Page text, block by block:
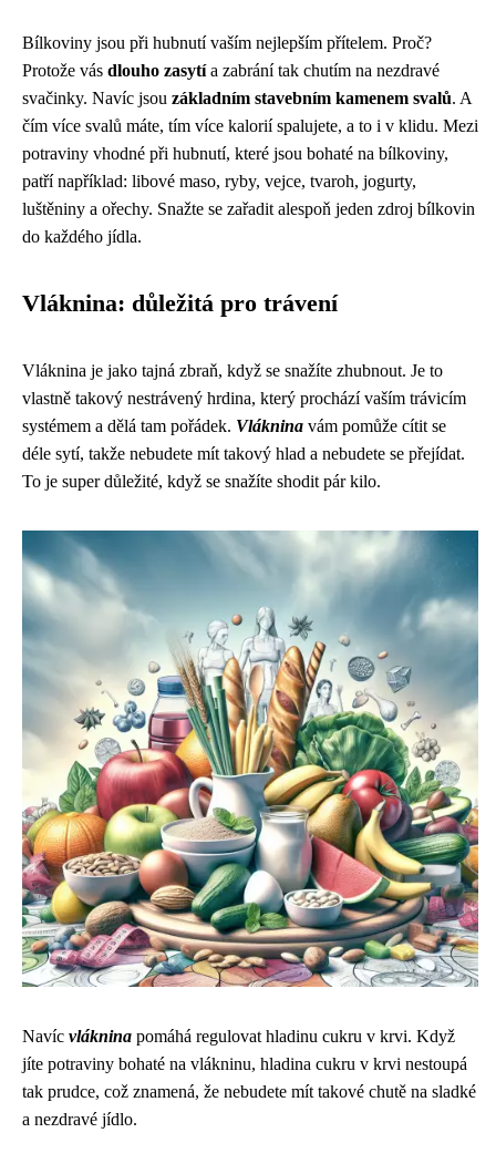
Bílkoviny jsou při hubnutí vaším nejlepším přítelem. Proč?
Protože vás dlouho zasytía zabrání tak chutím na nezdravé
svačinky. Navíc jsou základním stavebním kamenem svalů. A
čím více svalů máte, tím více kalorií spalujete, a to i v klidu. Mezi
potraviny vhodné při hubnutí, které jsou bohaté na bílkoviny,
patří například: libové maso, ryby, vejce, tvaroh, jogurty,
luštěniny a ořechy. Snažte se zařadit alespoň jeden zdroj bílkovin
do každého jídla.
Vláknina: důležitá pro trávení
Vláknina je jako tajná zbraň, když se snažíte zhubnout. Je to
vlastně takový nestrávený hrdina, který prochází vaším trávicím
systémem a dělá tam pořádek. Vláknina vám pomůže cítit se
déle sytí, takže nebudete mít takový hlad a nebudete se přejídat.
To je super důležité, když se snažíte shodit pár kilo.
Navíc vláknina pomáhá regulovat hladinu cukru v krvi. Když
jíte potraviny bohaté na vlákninu, hladina cukru v krvi nestoupá
tak prudce, což znamená, že nebudete mít takové chutě na sladké
a nezdravé jídlo.